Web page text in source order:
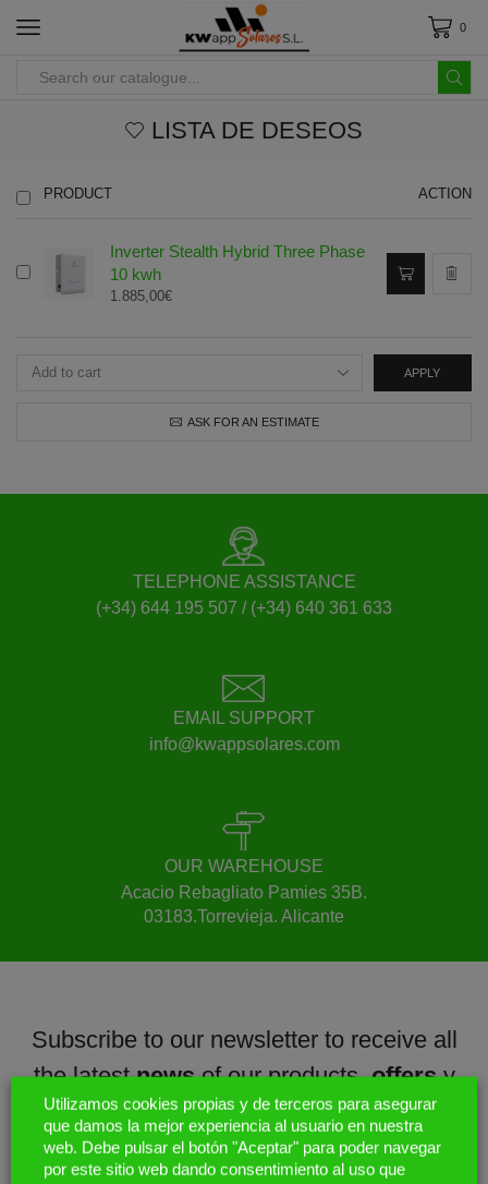
0
LISTA DE DESEOS
PRODUCT ACTION
Inverter Stealth Hybrid Three Phase
10 kwh
1.885,00€
APPLY
ASK FOR AN ESTIMATE
TELEPHONE ASSISTANCE
(+34) 644 195 507 / (+34) 640 361 633
EMAIL SUPPORT
info@kwappsolares.com
OUR WAREHOUSE
Acacio Rebagliato Pamies 35B.
03183.Torrevieja. Alicante
Subscribe to our newsletter to receive all
the latestnewsof our products,offersy
promotions
Utilizamos cookies propias y de terceros para asegurar
que damos la mejor experiencia al usuario en nuestra
web. Debe pulsar el botón "Aceptar" para poder navegar
por este sitio web dando consentimiento al uso que